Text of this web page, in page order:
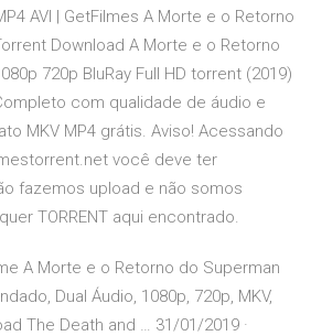
AVI | GetFilmes A Morte e o Retorno
Download A Morte e o Retorno
720p BluRay Full HD torrent (2019)
com qualidade de áudio e
MKV MP4 grátis. Aviso! Acessando
você deve ter
fazemos upload e não somos
TORRENT aqui encontrado.
A Morte e o Retorno do Superman
Dual Áudio, 1080p, 720p, MKV,
The Death and … 31/01/2019 ·